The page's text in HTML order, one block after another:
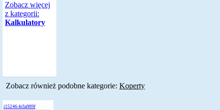
Zobacz więcej
z kategorii:
Kalkulatory
Zobacz również podobne kategorie: Koperty
i15246-fe3a989f